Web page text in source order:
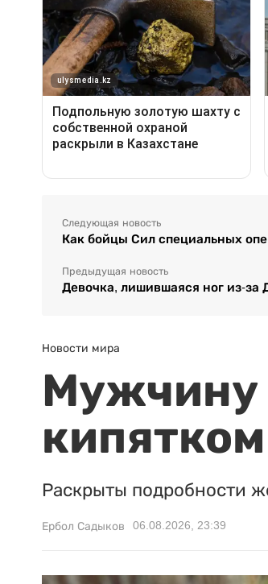
Следующая новость
Как бойцы Сил специальных
Предыдущая новость
Девочка, лишившаяся ног из-за
Новости мира
Мужчину
Раскрыты подробности
Ербол Садыков 06.08.2026, 23:39